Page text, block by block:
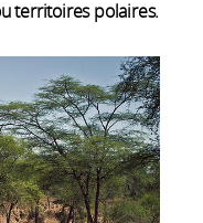
territoires polaires.